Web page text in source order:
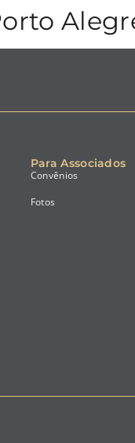
Para Associados
Convênios
Fotos